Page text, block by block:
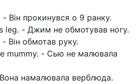
Він прокинувся о 9 ранку.
leg. - Джим не обмотував ногу.
Він обмотав руку.
mummy. - Сью не малювала
намалювала верблюда.